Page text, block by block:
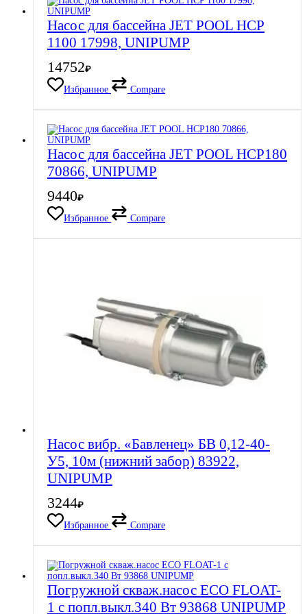
Насос для бассейна JET POOL HCP
1100 17998, UNIPUMP
14752₽
Избранное
Compare
Насос для бассейна JET POOL HCP180
70866, UNIPUMP
9440₽
Избранное
Compare
Насос вибр. «Бавленец» БВ 0,12-40-
У5, 10м (нижний забор) 83922,
UNIPUMP
3244₽
Избранное
Compare
Погружной скваж.насос ECO FLOAT-
1 с попл.выкл.340 Вт 93868 UNIPUMP